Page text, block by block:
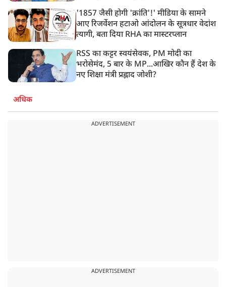
'1857 जैसी होगी 'क्रांति'!' मीडिया के सामने
आए रिजर्वेशन हटाओ आंदोलन के सूत्रधार वेदांश
त्यागी, बता दिया RHA का मास्टरप्लान
RSS का कट्टर स्वयंसेवक, PM मोदी का
भरोसेमंद, 5 बार के MP...आखिर कौन हैं देश के
नए शिक्षा मंत्री प्रह्लाद जोशी?
अधिक
ADVERTISEMENT
ADVERTISEMENT